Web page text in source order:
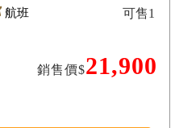
航班
銷售價$21,900
可售1